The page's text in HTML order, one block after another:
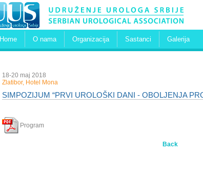
Home O nama Organizacija Sastanci Galerija
18-20 maj 2018
Zlatibor, Hotel Mona
SIMPOZIJUM “PRVI UROLOŠKI DANI - OBOLJENJA
Program
Back